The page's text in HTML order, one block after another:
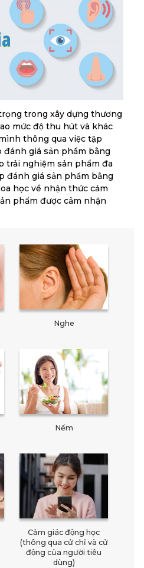
trong xây dựng thương
mức độ thu hút và khác
thông qua việc tập
giá sản phẩm bằng
trải nghiệm sản phẩm đa
đánh giá sản phẩm bằng
học về nhận thức cảm
phẩm được cảm nhận
Nghe
Nếm
Cảm giác động học
(thông qua cử chỉ và cử
động của người tiêu
dùng)